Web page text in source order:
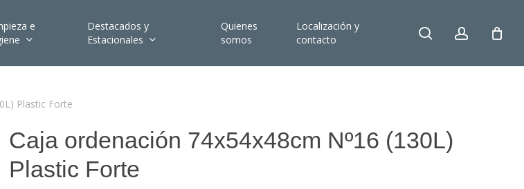
e
Destacados y
Estacionales
Quienes
somos
Localización y
contacto
search account
Plastic Forte
Caja ordenación 74x54x48cm Nº16 (130L)
Plastic Forte